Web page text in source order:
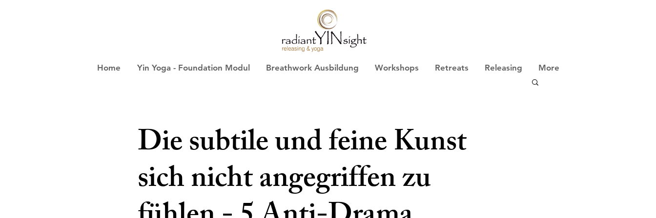
Home Yin Yoga - Foundation Modul Breathwork Ausbildung Workshops Retreats Releasing More
Die subtile und feine Kunst
sich nicht angegriffen zu